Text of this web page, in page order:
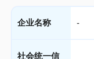
企业名称 -
社会统一信